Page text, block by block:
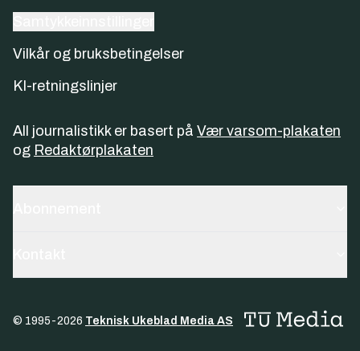
Vilkår og bruksbetingelser
KI-retningslinjer
All journalistikk er basert på Vær varsom-plakaten
og Redaktørplakaten
© 1995-2026 Teknisk Ukeblad Media AS